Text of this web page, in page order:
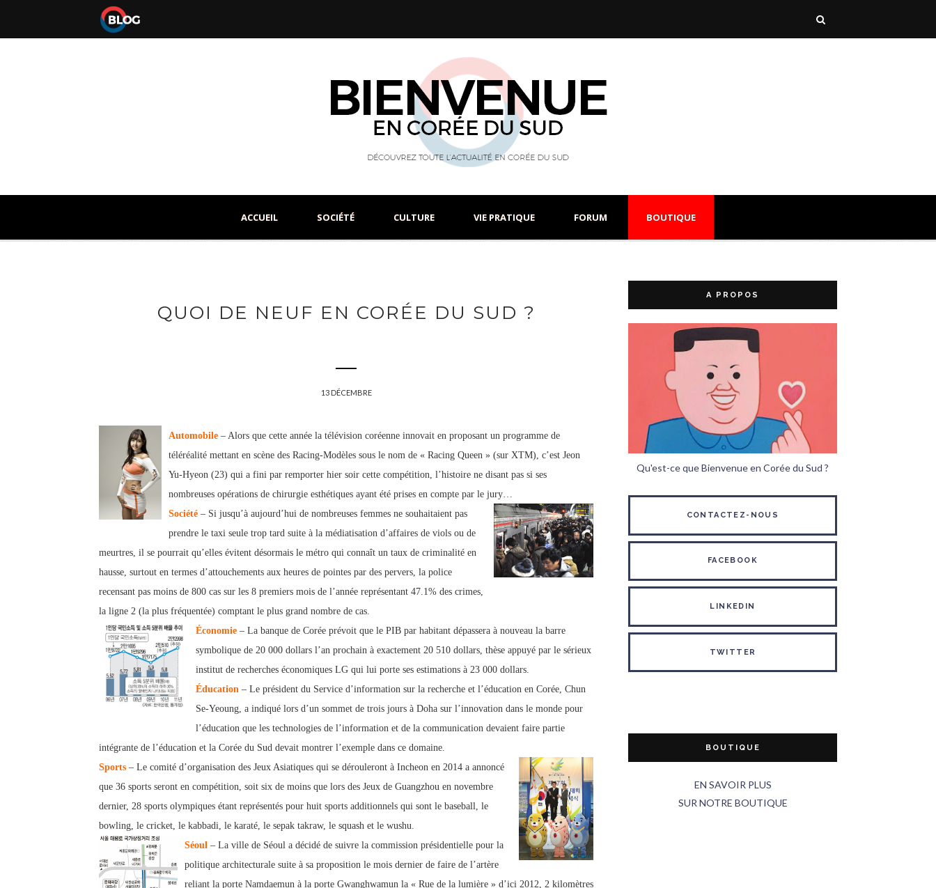
ACCUEIL SOCIÉTÉ CULTURE VIE PRATIQUE FORUM BOUTIQUE
QUOI DE NEUF EN CORÉE DU SUD ?
13 DÉCEMBRE
Automobile – Alors que cette année la télévision coréenne innovait en proposant un programme de
téléréalité mettant en scène des Racing-Modèles sous le nom de « Racing Queen » (sur XTM), c’est Jeon
Yu-Hyeon (23) qui a fini par remporter hier soir cette compétition, l’histoire ne disant pas si ses
nombreuses opérations de chirurgie esthétiques ayant été prises en compte par le jury…
Société – Si jusqu’à aujourd’hui de nombreuses femmes ne souhaitaient pas
prendre le taxi seule trop tard suite à la médiatisation d’affaires de viols ou de
meurtres, il se pourrait qu’elles évitent désormais le métro qui connaît un taux de criminalité en
hausse, surtout en termes d’attouchements aux heures de pointes par des pervers, la police
recensant pas moins de 800 cas sur les 8 premiers mois de l’année représentant 47.1% des crimes,
la ligne 2 (la plus fréquentée) comptant le plus grand nombre de cas.
Économie – La banque de Corée prévoit que le PIB par habitant dépassera à nouveau la barre
symbolique de 20 000 dollars l’an prochain à exactement 20 510 dollars, thèse appuyé par le sérieux
institut de recherches économiques LG qui lui porte ses estimations à 23 000 dollars.
Éducation – Le président du Service d’information sur la recherche et l’éducation en Corée, Chun
Se-Yeoung, a indiqué lors d’un sommet de trois jours à Doha sur l’innovation dans le monde pour
l’éducation que les technologies de l’information et de la communication devaient faire partie
intégrante de l’éducation et la Corée du Sud devait montrer l’exemple dans ce domaine.
Sports – Le comité d’organisation des Jeux Asiatiques qui se dérouleront à Incheon en 2014 a annoncé
que 36 sports seront en compétition, soit six de moins que lors des Jeux de Guangzhou en novembre
dernier, 28 sports olympiques étant représentés pour huit sports additionnels qui sont le baseball, le
bowling, le cricket, le kabbadi, le karaté, le sepak takraw, le squash et le wushu.
Séoul – La ville de Séoul a décidé de suivre la commission présidentielle pour la
politique architecturale suite à sa proposition le mois dernier de faire de l’artère
reliant la porte Namdaemun à la porte Gwanghwamun la « Rue de la lumière » d’ici 2012, 2 kilomètres
A PROPOS
Qu'est-ce que Bienvenue en Corée du Sud ?
CONTACTEZ-NOUS
FACEBOOK
LINKEDIN
TWITTER
BOUTIQUE
EN SAVOIR PLUS
SUR NOTRE BOUTIQUE